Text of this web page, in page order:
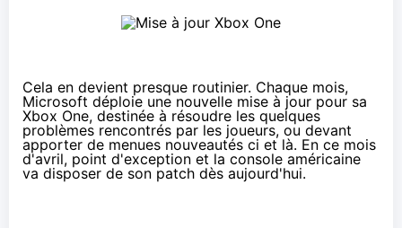
Cela en devient presque routinier. Chaque mois,
Microsoft déploie une nouvelle mise à jour pour sa
Xbox One, destinée à résoudre les quelques
problèmes rencontrés par les joueurs, ou devant
apporter de menues nouveautés ci et là. En ce mois
d'avril, point d'exception et la console américaine
va disposer de son patch dès aujourd'hui.